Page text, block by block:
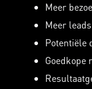
Meer
Meer
Potentiële
Goedkope